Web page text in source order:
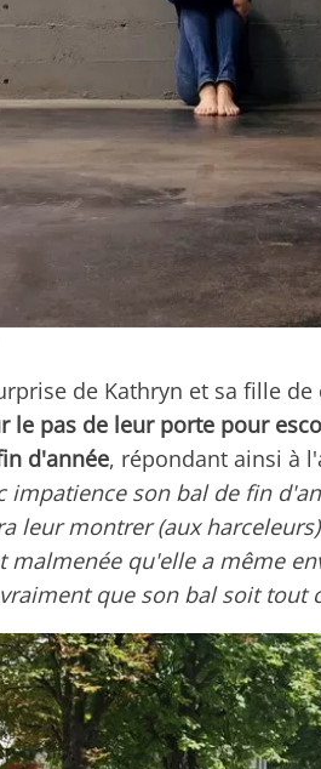
de Kathryn et sa fille
le pas de leur porte pour
d'année, répondant ainsi à
impatience son bal de fin
leur montrer (aux
qu'elle a même
que son bal soit tout